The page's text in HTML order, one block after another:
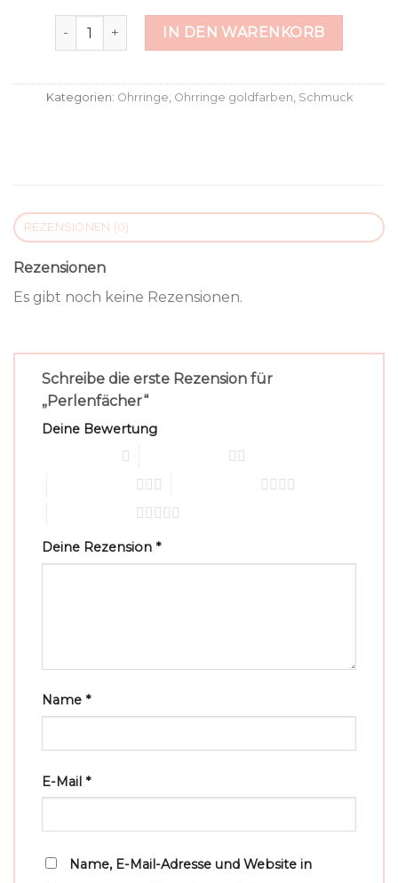
Perlenfächer MengeIN DEN WARENKORB
Kategorien: Ohrringe Ohrringe goldfarben Schmuck
REZENSIONEN (0)
Rezensionen
Es gibt noch keine Rezensionen.
Schreibe die erste Rezension für
„Perlenfächer“
Deine Bewertung
Deine Rezension *
Name *
E-Mail *
Name, E-Mail-Adresse und Website in